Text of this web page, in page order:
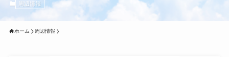
周辺情報
ホーム 周辺情報